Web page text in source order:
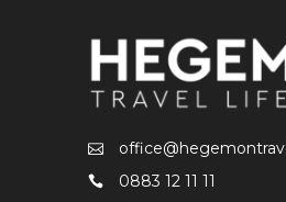
0883 12 11 11